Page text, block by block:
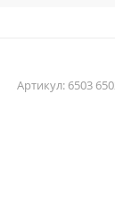
Артикул: 6503